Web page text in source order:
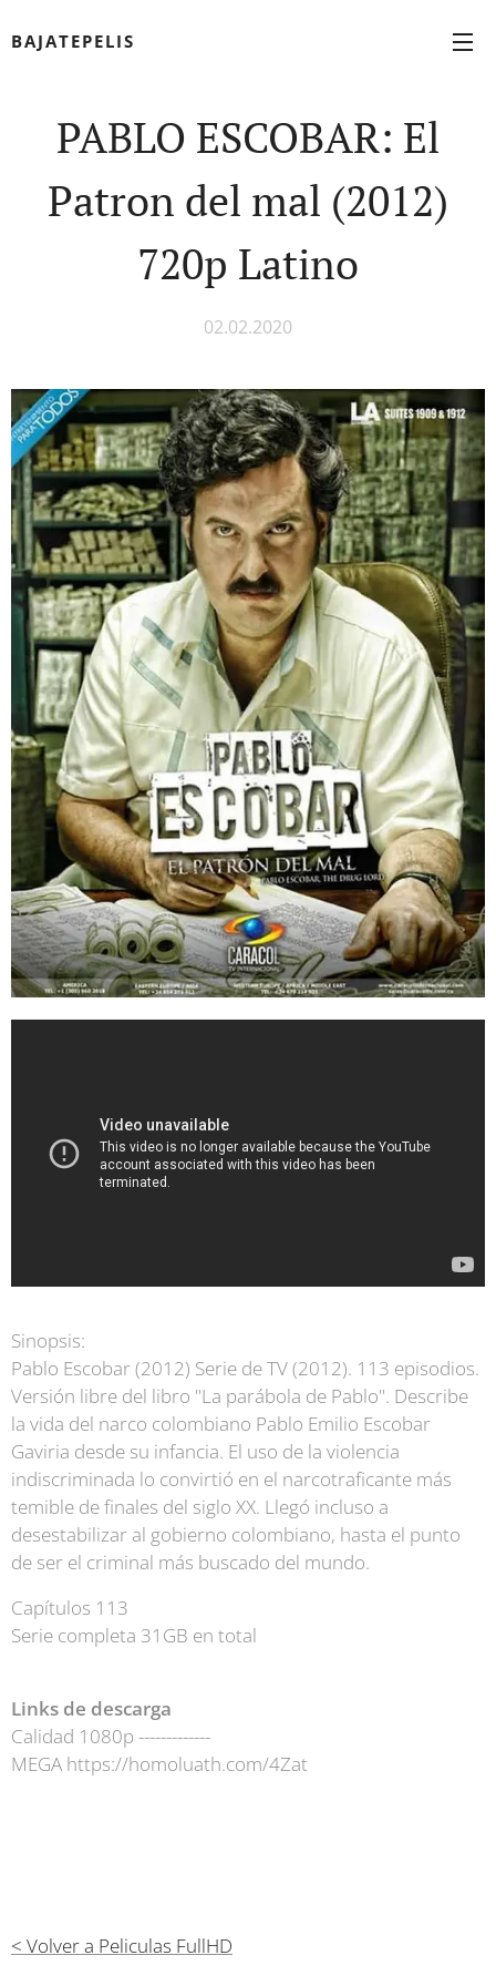
BAJATEPELIS
PABLO ESCOBAR: El
Patron del mal (2012)
720p Latino
02.02.2020
Sinopsis:
Pablo Escobar (2012) Serie de TV (2012). 113 episodios.
Versión libre del libro "La parábola de Pablo". Describe
la vida del narco colombiano Pablo Emilio Escobar
Gaviria desde su infancia. El uso de la violencia
indiscriminada lo convirtió en el narcotraficante más
temible de finales del siglo XX. Llegó incluso a
desestabilizar al gobierno colombiano, hasta el punto
de ser el criminal más buscado del mundo.
Capítulos 113
Serie completa 31GB en total
Links de descarga
Calidad 1080p -------------
MEGA https://homoluath.com/4Zat
< Volver a Peliculas FullHD